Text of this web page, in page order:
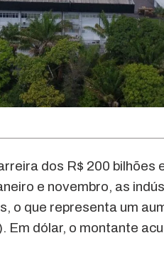
dos R$ 200
e novembro, as
o que representa um
Em dólar, o montante